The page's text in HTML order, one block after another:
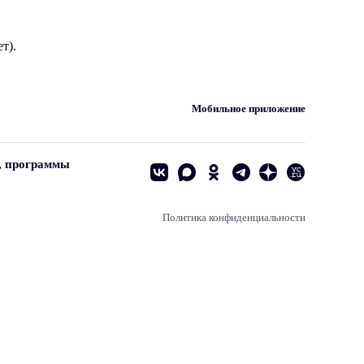
Мобильное приложение
программы
Политика конфиденциальности